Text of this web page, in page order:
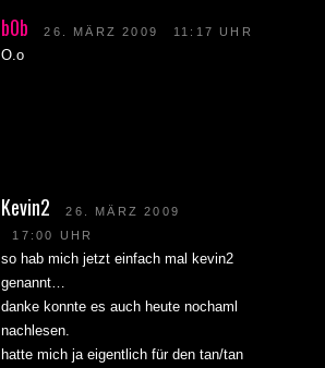
b0b 26. MÄRZ 2009 11:17 UHR
O.o
Kevin2
26. MÄRZ 2009
17:00 UHR
so hab mich jetzt einfach mal kevin2
genannt…
danke konnte es auch heute nochaml
nachlesen.
hatte mich ja eigentlich für den tan/tan